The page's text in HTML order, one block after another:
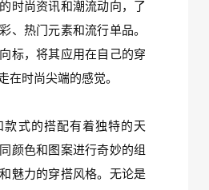
时尚资讯和潮流动向，了
、热门元素和流行单品。
标，将其应用在自己的穿
在时尚尖端的感觉。
式的搭配有着独特的天
颜色和图案进行奇妙的组
魅力的穿搭风格。无论是